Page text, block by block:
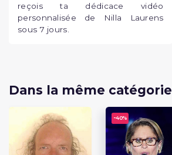
reçois ta dédicace vidéo
personnalisée de Nilla Laurens
sous 7 jours.
Dans la même catégorie
-40%